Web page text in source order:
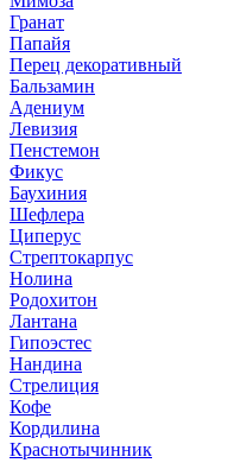
Гранат
Папайя
Перец декоративный
Бальзамин
Адениум
Левизия
Пенстемон
Фикус
Баухиния
Шефлера
Циперус
Стрептокарпус
Нолина
Родохитон
Лантана
Гипоэстес
Нандина
Стрелиция
Кофе
Кордилина
Краснотычинник